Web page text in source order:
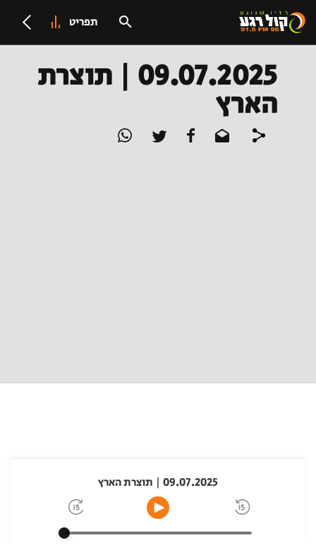
תפריט
09.07.2025 | תוצרת
הארץ
09.07.2025 | תוצרת הארץ